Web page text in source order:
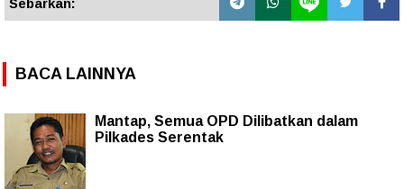
Sebarkan:
BACA LAINNYA
Mantap, Semua OPD Dilibatkan dalam
Pilkades Serentak